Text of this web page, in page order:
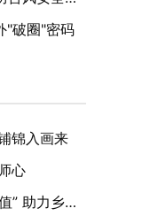
"破圈"密码
锦入画来
心
全椒县西王镇：提升农村“颜值” 助力乡村振兴